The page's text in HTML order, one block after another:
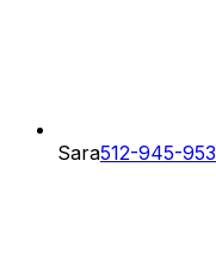
Sara512-945-953